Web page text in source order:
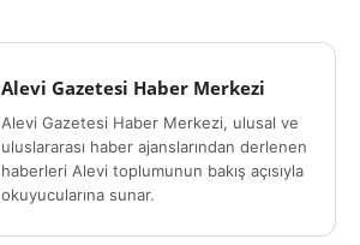
Alevi Gazetesi Haber Merkezi
Alevi Gazetesi Haber Merkezi, ulusal ve
uluslararası haber ajanslarından derlenen
haberleri Alevi toplumunun bakış açısıyla
okuyucularına sunar.